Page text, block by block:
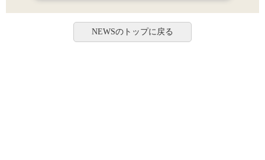
NEWSのトップに戻る